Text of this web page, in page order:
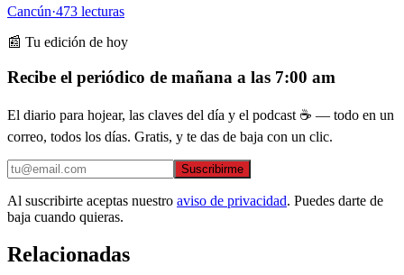
Cancún·473 lecturas
📰 Tu edición de hoy
Recibe el periódico de mañana a las 7:00 am
El diario para hojear, las claves del día y el podcast ☕ — todo en un
correo, todos los días. Gratis, y te das de baja con un clic.
Suscribirme
Al suscribirte aceptas nuestro aviso de privacidad. Puedes darte de
baja cuando quieras.
Relacionadas